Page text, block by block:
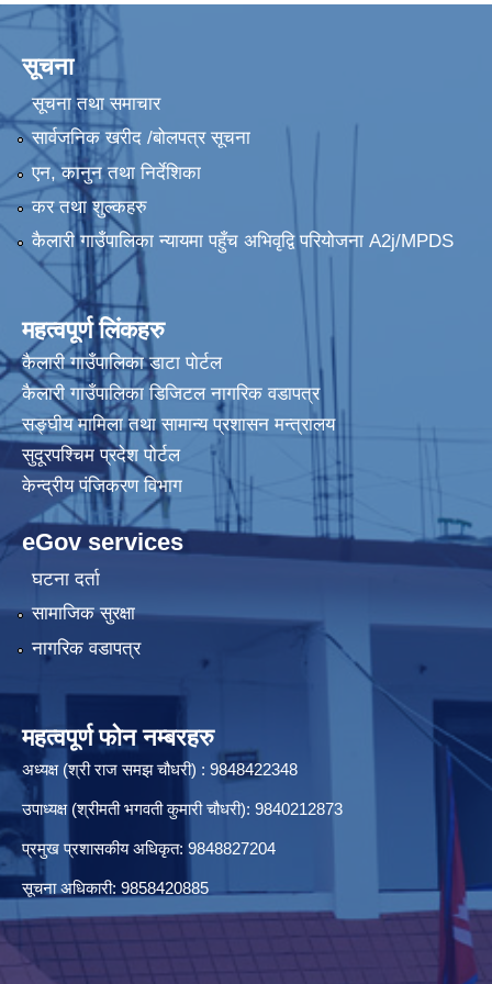
सूचना
सूचना तथा समाचार
सार्वजनिक खरीद /बोलपत्र सूचना
एन, कानुन तथा निर्देशिका
कर तथा शुल्कहरु
कैलारी गाउँपालिका न्यायमा पहुँच अभिवृद्वि परियोजना A2j/MPDS
महत्वपूर्ण लिंकहरु
कैलारी गाउँपालिका डाटा पाेर्टल
कैलारी गाउँपालिका डिजिटल नागरिक वडापत्र
सङ्घीय मामिला तथा सामान्य प्रशासन मन्त्रालय
सुदूरपश्चिम प्रदेश पोर्टल
केन्द्रीय प‌ंजिकरण विभाग
eGov services
घटना दर्ता
सामाजिक सुरक्षा
नागरिक वडापत्र
महत्वपूर्ण फोन नम्बरहरु
अध्यक्ष (श्री राज समझ चौधरी) : 9848422348
उपाध्यक्ष (श्रीमती भगवती कुमारी चौधरी): 9840212873
प्रमुख प्रशासकीय अधिकृत: 9848827204
सूचना अधिकारी: 9858420885